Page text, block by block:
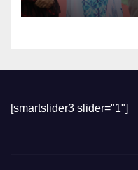
[smartslider3 slider="1"]